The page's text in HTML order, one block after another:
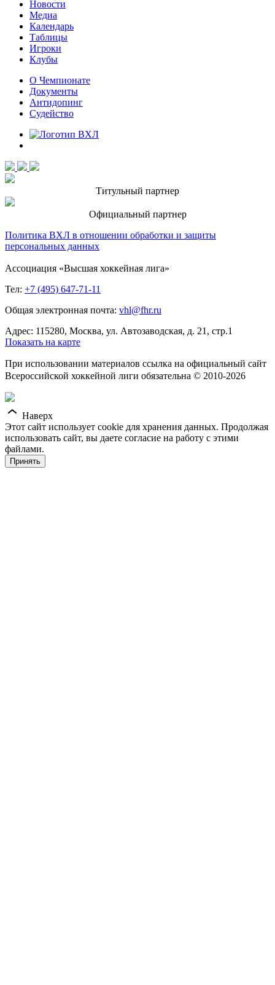
Новости
Медиа
Календарь
Таблицы
Игроки
Клубы
О Чемпионате
Документы
Антидопинг
Судейство
Титульный партнер
Официальный партнер
Политика ВХЛ в отношении обработки и защиты
персональных данных
Ассоциация «Высшая хоккейная лига»
Тел: +7 (495) 647-71-11
Общая электронная почта: vhl@fhr.ru
Адрес: 115280, Москва, ул. Автозаводская, д. 21, стр.1
Показать на карте
При использовании материалов ссылка на официальный сайт
Всероссийской хоккейной лиги обязательна © 2010-2026
Наверх
Этот сайт использует cookie для хранения данных. Продолжая
использовать сайт, вы даете согласие на работу с этими
файлами.
Принять